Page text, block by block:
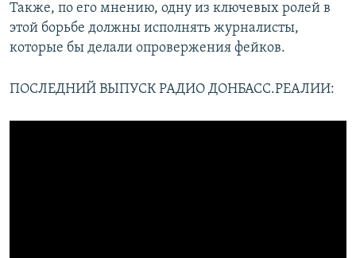
Также, по его мнению, одну из ключевых ролей в
этой борьбе должны исполнять журналисты,
которые бы делали опровержения фейков.
ПОСЛЕДНИЙ ВЫПУСК РАДИО ДОНБАСС.РЕАЛИИ: